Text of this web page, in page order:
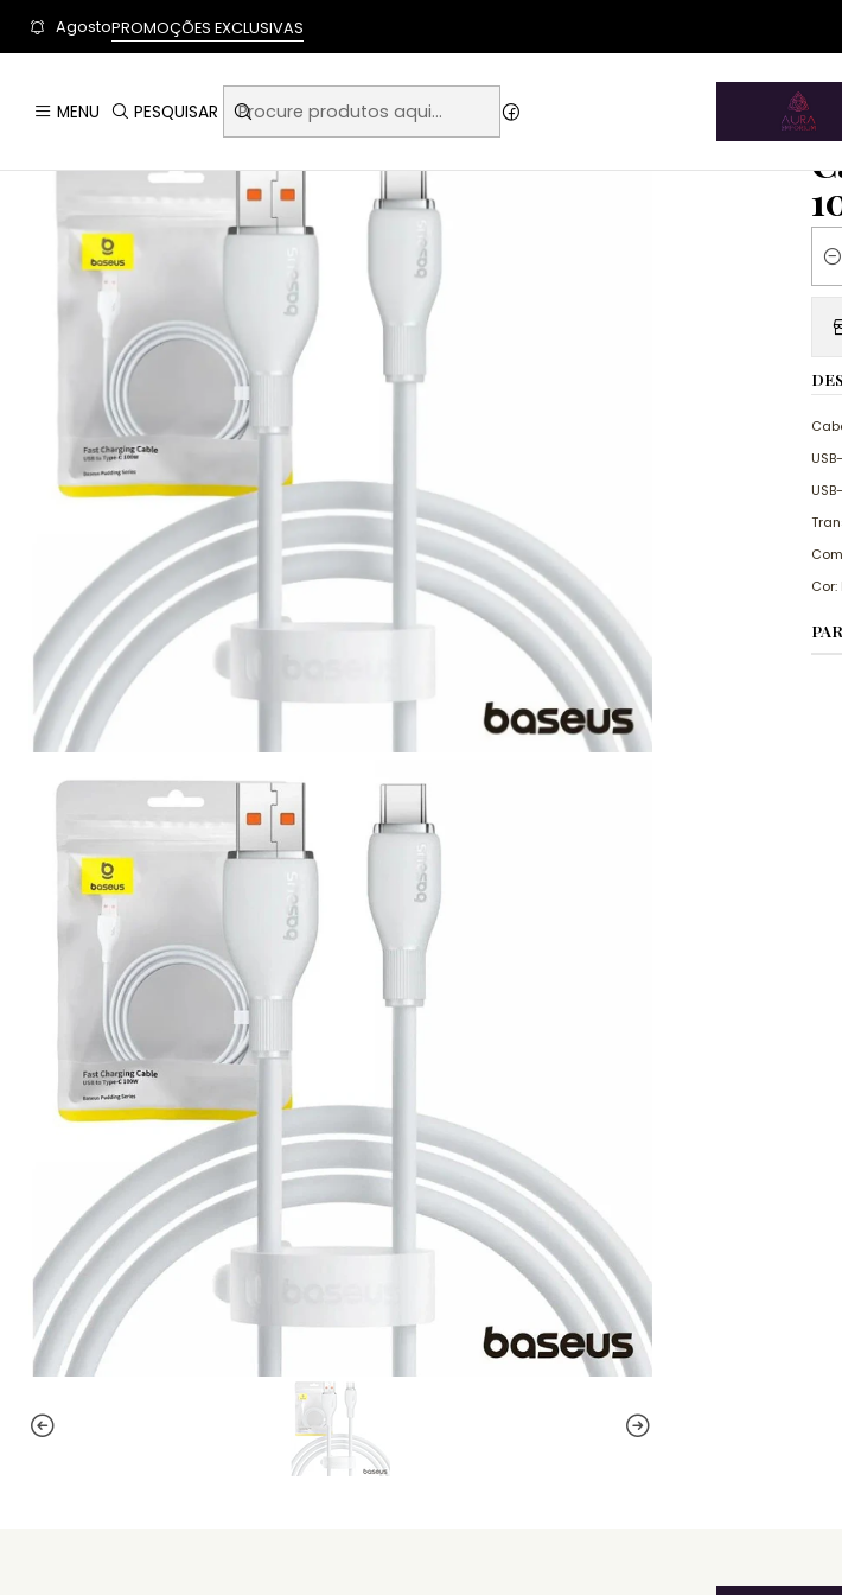
User-agent: * Allow: / Sitemap: https://www.auraemporium.pt/sitemap.xml
MENU PESQUISAR
AgostoPROMOÇÕES EXCLUSIVAS
Início
Tecnologia Acessórios Cabo USB-A Macho
|